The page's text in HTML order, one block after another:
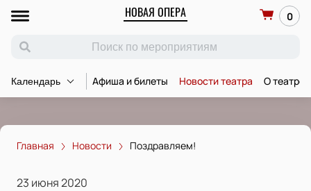
НОВАЯ ОПЕРА 0
Календарь Афиша и билеты Новости театра О театре
Главная Новости Поздравляем!
23 июня 2020